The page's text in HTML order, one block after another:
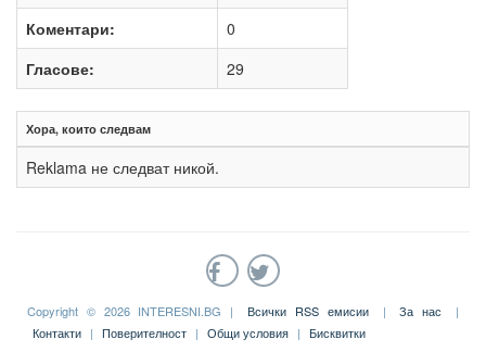
Коментари:
0
Гласове:
29
Хора, които следвам
Reklama не следват никой.
Copyright © 2026 INTERESNI.BG | Всички RSS емисии | За нас
|
Контакти | Поверителност | Общи условия | Бисквитки